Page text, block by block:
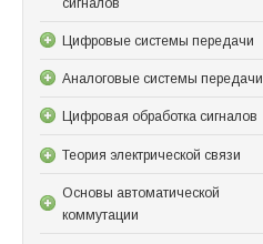
Цифровые системы передачи
Аналоговые системы передачи
Цифровая обработка сигналов
Теория электрической связи
Основы автоматической
коммутации